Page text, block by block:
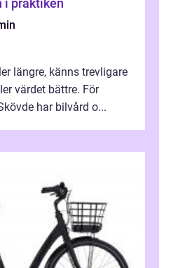
i praktiken
längre, känns trevligare
värdet bättre. För
har bilvård o...